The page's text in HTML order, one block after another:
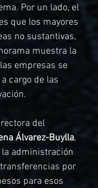
Por un lado, el
que los mayores
no sustantivas,
muestra la
empresas se
cargo de las
del
Álvarez-Buylla,
administración
por
para esos